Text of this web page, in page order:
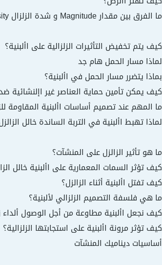
ما الفرق بين مقدار Magnitude و شدة الزلزال Intensity؟
كيف يتم تخفيض التأثيرات الزلزالية على األبنية؟
لماذا مسار الحمل هام جد
بماذا يتضرر مسار الحمل في األبنية؟
كيف يمكن تأمين حماية العناصر غير اإلنشائية ضد
ما المهم عند تصميم أساسات األبنية المقاومة
لماذا تهبط األبنية في التربة الساندة خالل
ما هو تأثير الزالزل على المنشآت؟
كيف تؤثر السمات المعمارية على األبنية خالل
كيف تفتل األبنية أثناء الزالزل؟
ما هي فلسفة التصميم الزلزالي لألبنية؟
كيف نجعل األبنية مطاوعة من أجل الوصول ألداء
كيف تؤثر مرونة األبنية على استجابتها الزلزالية؟
أساسيات ديناميك المنشآت